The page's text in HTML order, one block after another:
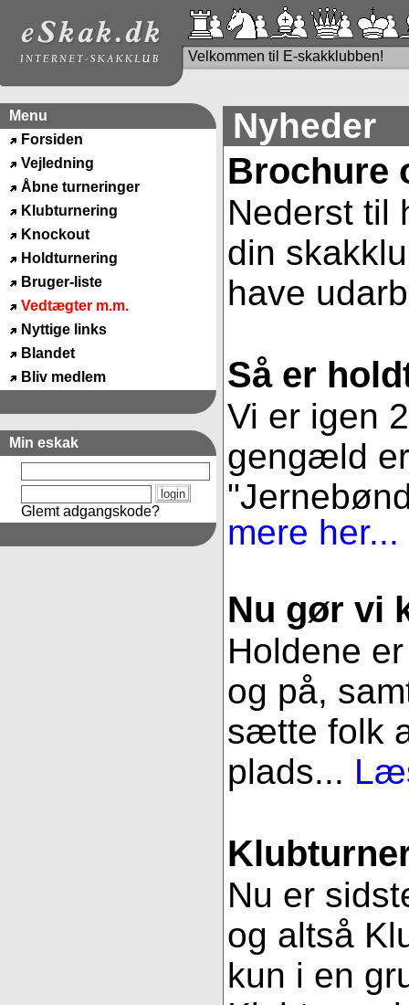
Velkommen til E-skakklubben!
Menu
Forsiden
Vejledning
Åbne turneringer
Klubturnering
Knockout
Holdturnering
Bruger-liste
Vedtægter m.m.
Nyttige links
Blandet
Bliv medlem
Min eskak
Glemt adgangskode?
Nyheder
Brochure
Nederst til
din
have
Så er
Vi er igen
gengæld
mere her...
Nu gør vi
Holdene
og på,
sætte folk
plads...
Nu er
og altså
kun i en